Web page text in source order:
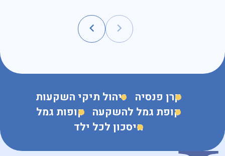
קרן פנסיה ניהול תיקי השקעות
קופת גמל להשקעה קופות גמל
חיסכון לכל ילד